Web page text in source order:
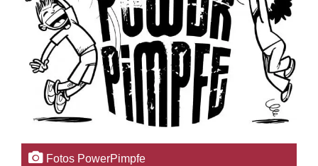
Fotos PowerPimpfe